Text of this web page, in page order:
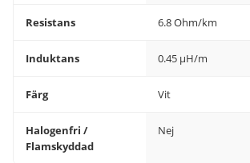
Resistans 6.8 Ohm/km
Induktans 0.45 µH/m
Färg Vit
Halogenfri /
Flamskyddad
Nej